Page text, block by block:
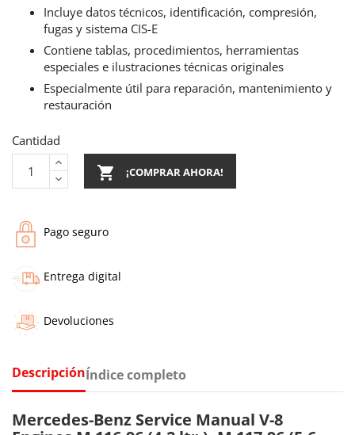
Incluye datos técnicos, identificación, compresión,
fugas y sistema CIS-E
Contiene tablas, procedimientos, herramientas
especiales e ilustraciones técnicas originales
Especialmente útil para reparación, mantenimiento y
restauración
Cantidad
 ¡COMPRAR AHORA!
Pago seguro
Entrega digital
Devoluciones
DescripciónÍndice completo
Mercedes-Benz Service Manual V-8